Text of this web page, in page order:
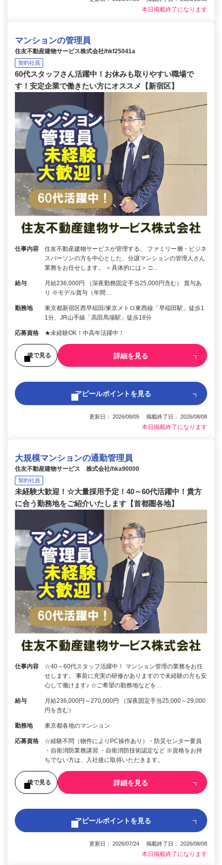
本日掲載終了になります
マンションの管理員
住友不動産建物サービス株式会社/hkf25041a
契約社員
60代スタッフさん活躍中！お休みも取りやすい職場で
す！安定企業で働きたい方にオススメ【新宿区】
仕事内容
住友不動産建物サービスが管理する、 ファミリー層・ビジネ
スパーソンの方を中心とした、分譲マンションの管理人さん
業務をお任せします。 ＜具体的には＞ □…
給与
月給236,000円 （深夜勤務固定手当25,000円含む） 賞与あ
り ※モデル賞与（年間…
勤務地
東京都新宿区西早稲田/東京メトロ東西線「早稲田駅」徒歩1
1分、JR山手線「高田馬場駅」徒歩18分
応募資格 ★未経験OK！中高年活躍中！
後で見る 詳細を見る
アピールポイントを見る
更新日： 2026/08/05 掲載終了日： 2026/08/08
本日掲載終了になります
大規模マンションの通勤管理員
住友不動産建物サービス 株式会社/hka90000
契約社員
未経験大歓迎！☆大量採用予定！40～60代活躍中！貴方
に合う勤務地をご紹介いたします【首都圏各地】
仕事内容
☆40～60代スタッフ活躍中！ マンション管理の業務をお任
せします。 事前に充実の研修がありますので未経験の方も安
心して働けます♪ ☆ご希望の勤務地などを…
給与
月給236,000円～270,000円 （深夜固定手当25,000～29,000
円を含む）
勤務地 東京都各地のマンション
応募資格
☆経験不問（物件によりPC操作あり）・防災センター要員
・自衛消防業務講習 ・自衛消防技術認定など ※資格をお持
ちでない方は、入社後に取得いただきます。
後で見る 詳細を見る
アピールポイントを見る
更新日： 2026/07/24 掲載終了日： 2026/08/08
本日掲載終了になります